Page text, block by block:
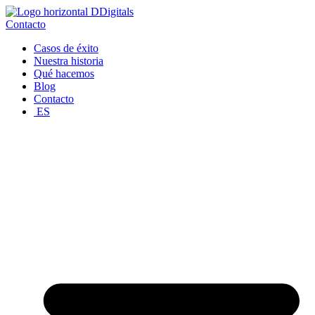
Ir
al
Contacto
Casos de éxito
Nuestra historia
Qué hacemos
Blog
Contacto
ES